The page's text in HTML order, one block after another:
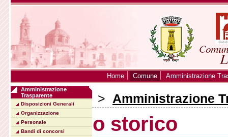
Home Comune Amministrazione
Sei in:Home> Amministrazione
Archivio storico
Amministrazione
Trasparente
Disposizioni Generali
Organizzazione
Personale
Bandi di concorsi